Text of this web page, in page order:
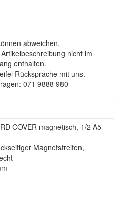
abweichen,
nicht im
enthalten.
Rücksprache mit uns.
071 9888 980
COVER magnetisch, 1/2 A5
Magnetstreifen,